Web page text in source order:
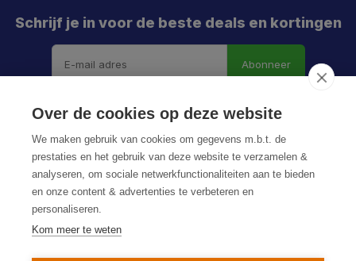
Schrijf je in voor de beste deals en kortingen
Abonneer
Privacy Policy
Over de cookies op deze website
We maken gebruik van cookies om gegevens m.b.t. de
prestaties en het gebruik van deze website te verzamelen &
analyseren, om sociale netwerkfunctionaliteiten aan te bieden
en onze content & advertenties te verbeteren en
personaliseren.
Kom meer te weten